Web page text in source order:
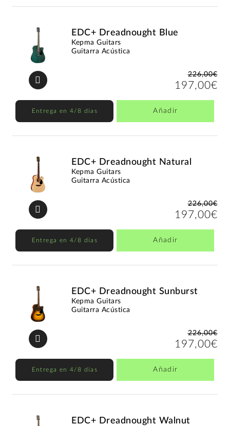
EDC+ Dreadnought Blue
Kepma Guitars
Guitarra Acústica
226,00€
197,00€
Entrega en 4/8 días Añadir
EDC+ Dreadnought Natural
Kepma Guitars
Guitarra Acústica
226,00€
197,00€
Entrega en 4/8 días Añadir
EDC+ Dreadnought Sunburst
Kepma Guitars
Guitarra Acústica
226,00€
197,00€
Entrega en 4/8 días Añadir
EDC+ Dreadnought Walnut